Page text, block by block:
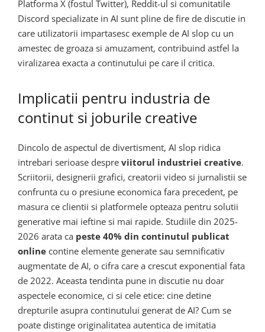
Platforma X (fostul Twitter), Reddit-ul si comunitatile
Discord specializate in AI sunt pline de fire de discutie in
care utilizatorii impartasesc exemple de AI slop cu un
amestec de groaza si amuzament, contribuind astfel la
viralizarea exacta a continutului pe care il critica.
Implicatii pentru industria de
continut si joburile creative
Dincolo de aspectul de divertisment, AI slop ridica
intrebari serioase despre viitorul industriei creative.
Scriitorii, designerii grafici, creatorii video si jurnalistii se
confrunta cu o presiune economica fara precedent, pe
masura ce clientii si platformele opteaza pentru solutii
generative mai ieftine si mai rapide. Studiile din 2025-
2026 arata ca peste 40% din continutul publicat
online contine elemente generate sau semnificativ
augmentate de AI, o cifra care a crescut exponential fata
de 2022. Aceasta tendinta pune in discutie nu doar
aspectele economice, ci si cele etice: cine detine
drepturile asupra continutului generat de AI? Cum se
poate distinge originalitatea autentica de imitatia